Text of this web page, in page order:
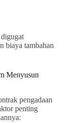
biaya tambahan
Menyusun
pengadaan
penting